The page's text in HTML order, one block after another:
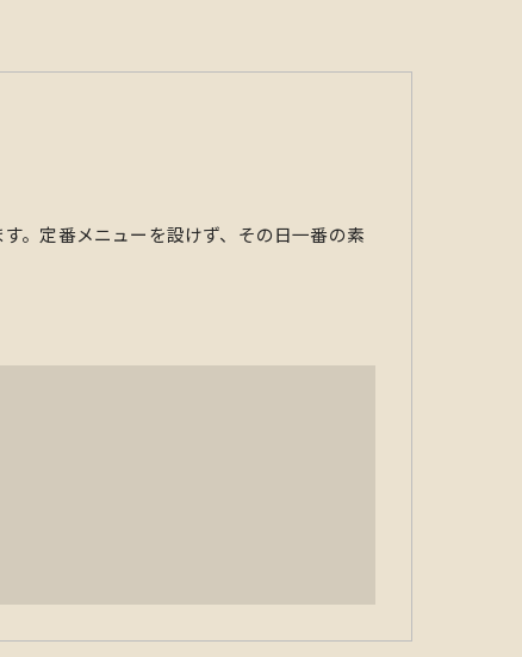
。定番メニューを設けず、その日一番の素